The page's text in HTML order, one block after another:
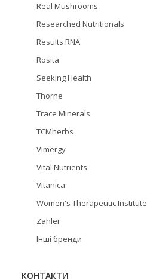
Real Mushrooms
Researched Nutritionals
Results RNA
Rosita
Seeking Health
Thorne
Trace Minerals
TCMherbs
Vimergy
Vital Nutrients
Vitanica
Women's Therapeutic Institute
Zahler
Інші бренди
КОНТАКТИ